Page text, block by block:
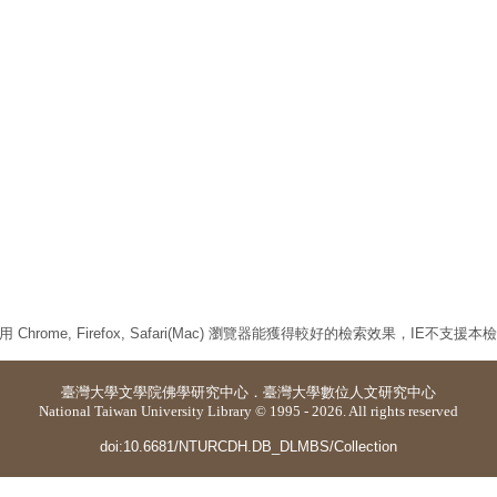
Chrome, Firefox, Safari(Mac) 瀏覽器能獲得較好的檢索效果，IE不支援本檢
臺灣大學文學院佛學研究中心 ． 臺灣大學數位人文研究中心
National Taiwan University Library © 1995 - 2026. All rights reserved
doi:10.6681/NTURCDH.DB_DLMBS/Collection